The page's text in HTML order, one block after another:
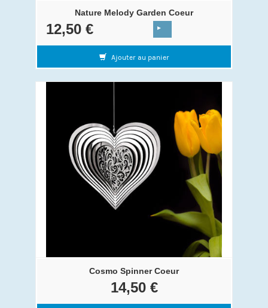
Nature Melody Garden Coeur
12,50 €
Ajouter au panier
Cosmo Spinner Coeur
14,50 €